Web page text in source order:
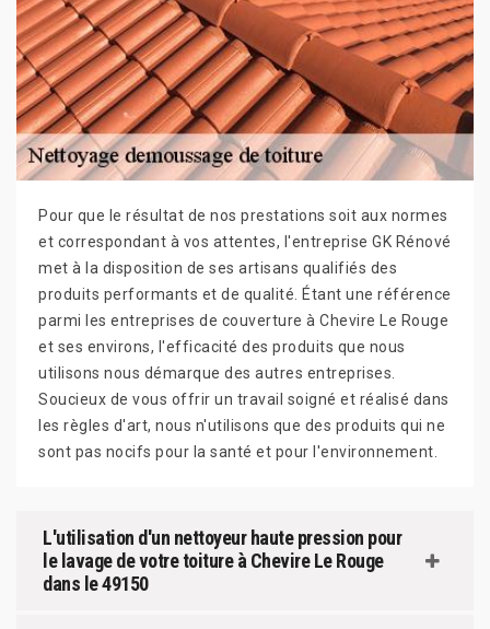
Pour que le résultat de nos prestations soit aux normes
et correspondant à vos attentes, l'entreprise GK Rénové
met à la disposition de ses artisans qualifiés des
produits performants et de qualité. Étant une référence
parmi les entreprises de couverture à Chevire Le Rouge
et ses environs, l'efficacité des produits que nous
utilisons nous démarque des autres entreprises.
Soucieux de vous offrir un travail soigné et réalisé dans
les règles d'art, nous n'utilisons que des produits qui ne
sont pas nocifs pour la santé et pour l'environnement.
L'utilisation d'un nettoyeur haute pression pour
le lavage de votre toiture à Chevire Le Rouge
dans le 49150